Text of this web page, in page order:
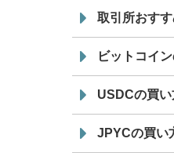
19:30
てステーブ
説セミナー
取引所おす
ビットコイ
USDCの買い
JPYCの買い